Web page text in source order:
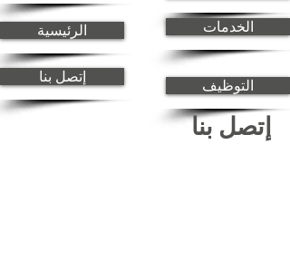
الرئيسية
إتصل بنا
الخدمات
التوظيف
إتصل بنا